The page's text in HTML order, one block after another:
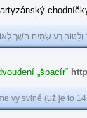
וְלַטּוֹב רָע שָׂמִים חֹשֶׁךְ
„špacír“
vy svině (už je to